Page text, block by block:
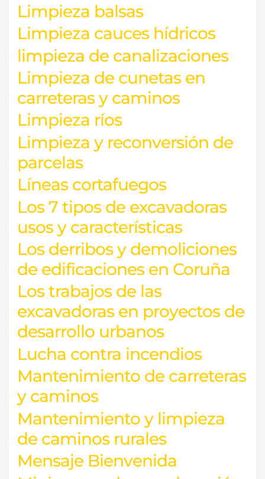
Limpieza balsas
Limpieza cauces hídricos
limpieza de canalizaciones
Limpieza de cunetas en
carreteras y caminos
Limpieza ríos
Limpieza y reconversión de
parcelas
Líneas cortafuegos
Los 7 tipos de excavadoras
usos y características
Los derribos y demoliciones
de edificaciones en Coruña
Los trabajos de las
excavadoras en proyectos de
desarrollo urbanos
Lucha contra incendios
Mantenimiento de carreteras
y caminos
Mantenimiento y limpieza
de caminos rurales
Mensaje Bienvenida